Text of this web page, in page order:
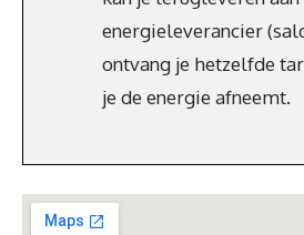
energieleverancier
ontvang je hetzelfde
je de energie afneemt.